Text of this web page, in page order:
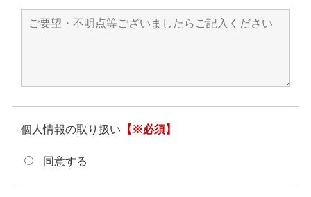
個人情報の取り扱い 【※必須】
同意する